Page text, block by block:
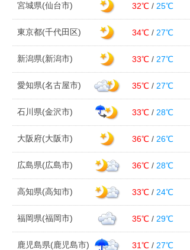
宮城県(仙台市) 32℃ / 25℃
東京都(千代田区) 34℃ / 27℃
新潟県(新潟市) 33℃ / 27℃
愛知県(名古屋市) 35℃ / 27℃
石川県(金沢市) 33℃ / 28℃
大阪府(大阪市) 36℃ / 26℃
広島県(広島市) 36℃ / 28℃
高知県(高知市) 33℃ / 24℃
福岡県(福岡市) 35℃ / 29℃
鹿児島県(鹿児島市) 31℃ / 27℃